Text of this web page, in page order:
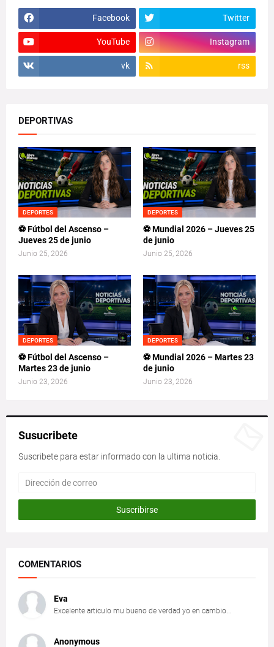
Facebook Twitter
YouTube Instagram
vk rss
DEPORTIVAS
DEPORTES
⚽ Fútbol del Ascenso –
Jueves 25 de junio
Junio 25, 2026
DEPORTES
⚽ Mundial 2026 – Jueves 25
de junio
Junio 25, 2026
DEPORTES
⚽ Fútbol del Ascenso –
Martes 23 de junio
Junio 23, 2026
DEPORTES
⚽ Mundial 2026 – Martes 23
de junio
Junio 23, 2026
Susucribete
Suscribete para estar informado con la ultima noticia.
COMENTARIOS
Eva
Excelente articulo mu bueno de verdad yo en cambio...
Anonymous